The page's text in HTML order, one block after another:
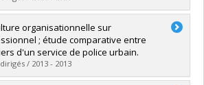
dans Papyrus
Katherine
dans Papyrus
organisationnelle sur
; étude comparative entre
d'un service de police urbain.
/ 2013 - 2013